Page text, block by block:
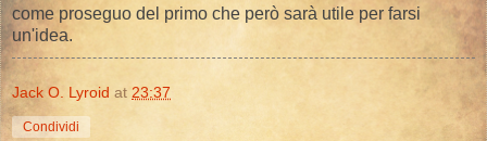
come proseguo del primo che però sarà utile per farsi
un'idea.
Jack O. Lyroid at 23:37
Condividi